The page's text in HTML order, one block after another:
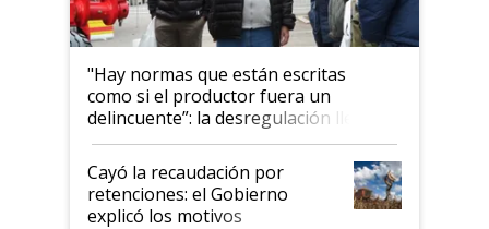
"Hay normas que están escritas
como si el productor fuera un
delincuente”: la desregulación llegó
al Congreso Aapresid y hasta se
habló del financiamiento al IPCVA
Cayó la recaudación por
retenciones: el Gobierno
explicó los motivos